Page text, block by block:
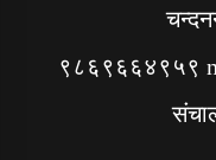
९८६९६६४९५९